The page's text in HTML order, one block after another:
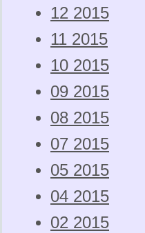
12 2015
11 2015
10 2015
09 2015
08 2015
07 2015
05 2015
04 2015
02 2015